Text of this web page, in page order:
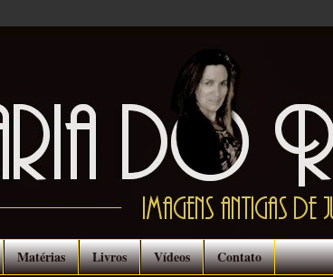
Matérias Livros Vídeos Contato